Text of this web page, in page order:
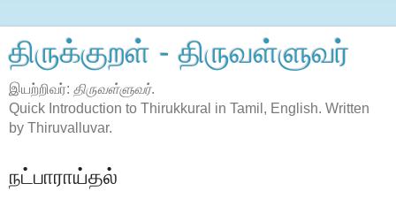
திருக்குறள் - திருவள்ளுவர்
இயற்றிவர்: திருவள்ளுவர்.
Quick Introduction to Thirukkural in Tamil, English. Written
by Thiruvalluvar.
நட்பாராய்தல்